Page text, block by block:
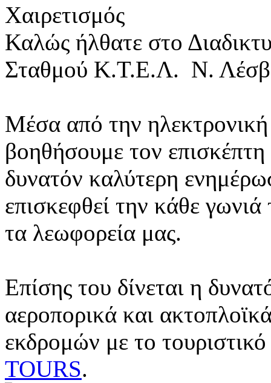
Χαιρετισμός
Καλώς ήλθατε στο
Σταθμού Κ.Τ.Ε.Λ. Ν.
Μέσα από την ηλεκτρονική
βοηθήσουμε τον
δυνατόν καλύτερη
επισκεφθεί την κάθε
τα λεωφορεία μας.
Επίσης του δίνεται η
αεροπορικά και
εκδρομών με το
TOURS.